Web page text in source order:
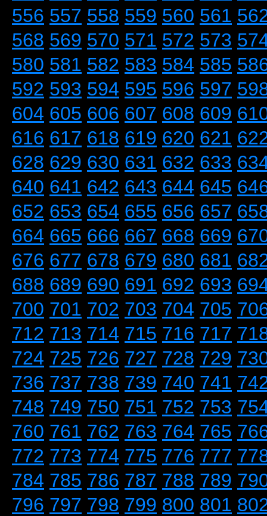
556 557 558 559 560 561
568 569 570 571 572 573
580 581 582 583 584 585
592 593 594 595 596 597
604 605 606 607 608 609
616 617 618 619 620 621
628 629 630 631 632 633
640 641 642 643 644 645
652 653 654 655 656 657
664 665 666 667 668 669
676 677 678 679 680 681
688 689 690 691 692 693
700 701 702 703 704 705
712 713 714 715 716 717
724 725 726 727 728 729
736 737 738 739 740 741
748 749 750 751 752 753
760 761 762 763 764 765
772 773 774 775 776 777
784 785 786 787 788 789
796 797 798 799 800 801